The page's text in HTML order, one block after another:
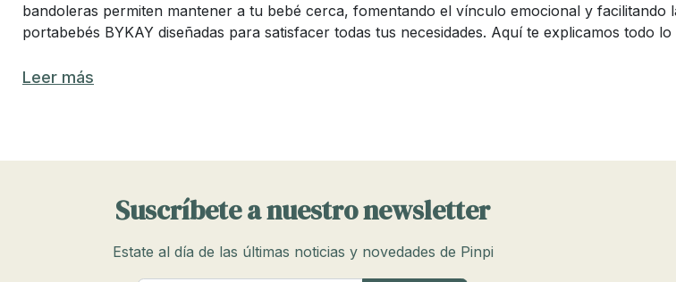
bandoleras permiten mantener a tu bebé cerca, fomentando el vínculo emocional y
portabebés BYKAY diseñadas para satisfacer todas tus necesidades. Aquí te explicamos todo
Tipos de bandoleras portabebés BYKAY
Bandoleras de tejido elástico: Ofrecen una gran flexibilidad y comodidad, ideales para recién
Bandoleras de tejido firme:Proporcionan mayor soporte y durabilidad, perfectas para bebés
Leer más
Suscríbete a nuestro newsletter
Estate al día de las últimas noticias y novedades de Pinpi